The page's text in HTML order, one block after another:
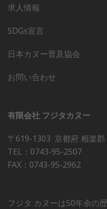
求人情報
SDGs宣言
日本カヌー普及協会
お問い合わせ
有限会社 フジタカヌー
〒619-1303 京都府 相楽
TEL：0743-95-2507
FAX：0743-95-2962
フジタ カヌーは50年余の